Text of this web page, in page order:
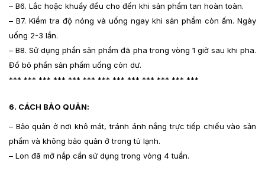
– B6. Lắc hoặc khuấy đều cho đến khi sản phẩm tan hoàn toàn.
– B7. Kiểm tra độ nóng và uống ngay khi sản phẩm còn ấm. Ngày
uống 2-3 lần.
– B8. Sử dụng phần sản phẩm đã pha trong vòng 1 giờ sau khi pha.
Đổ bỏ phần sản phẩm uống còn dư.
*** *** *** *** *** *** *** *** *** *** *** *** ***
6. CÁCH BẢO QUẢN:
– Bảo quản ở nơi khô mát, tránh ánh nắng trực tiếp chiếu vào sản
phẩm và không bảo quản ở trong tủ lạnh.
– Lon đã mở nắp cần sử dụng trong vòng 4 tuần.